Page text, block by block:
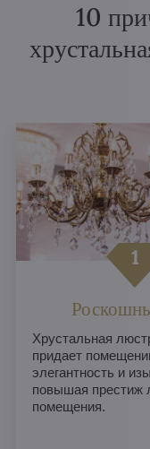
10
Хрустальная
придает
элегантность и
повышая престиж
помещения.